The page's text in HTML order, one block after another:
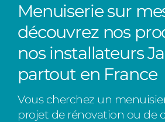
Menuiserie sur
découvrez nos
nos installateurs
partout en France
Vous cherchez un
projet de rénovation ou de
FENÊTRES ET PORTES-
BAIES VITRÉES
PORTES D’ENTRÉE
LES
LES